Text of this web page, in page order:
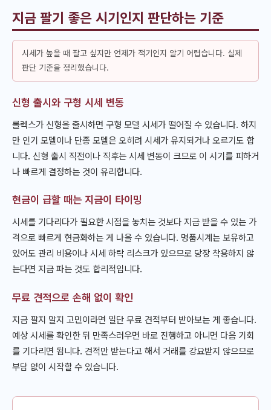
지금 팔기 좋은 시기인지 판단하는 기준
시세가 높을 때 팔고 싶지만 언제가 적기인지 알기 어렵습니다. 실제
판단 기준을 정리했습니다.
신형 출시와 구형 시세 변동
롤렉스가 신형을 출시하면 구형 모델 시세가 떨어질 수 있습니다. 하지
만 인기 모델이나 단종 모델은 오히려 시세가 유지되거나 오르기도 합
니다. 신형 출시 직전이나 직후는 시세 변동이 크므로 이 시기를 피하거
나 빠르게 결정하는 것이 유리합니다.
현금이 급할 때는 지금이 타이밍
시세를 기다리다가 필요한 시점을 놓치는 것보다 지금 받을 수 있는 가
격으로 빠르게 현금화하는 게 나을 수 있습니다. 명품시계는 보유하고
있어도 관리 비용이나 시세 하락 리스크가 있으므로 당장 착용하지 않
는다면 지금 파는 것도 합리적입니다.
무료 견적으로 손해 없이 확인
지금 팔지 말지 고민이라면 일단 무료 견적부터 받아보는 게 좋습니다.
예상 시세를 확인한 뒤 만족스러우면 바로 진행하고 아니면 다음 기회
를 기다리면 됩니다. 견적만 받는다고 해서 거래를 강요받지 않으므로
부담 없이 시작할 수 있습니다.